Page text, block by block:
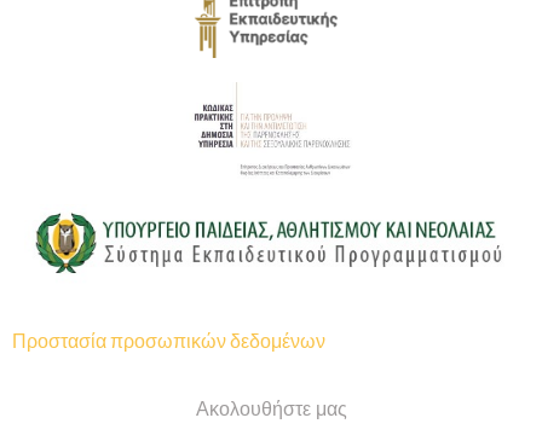
Προστασία προσωπικών δεδομένων
Ακολουθήστε μας